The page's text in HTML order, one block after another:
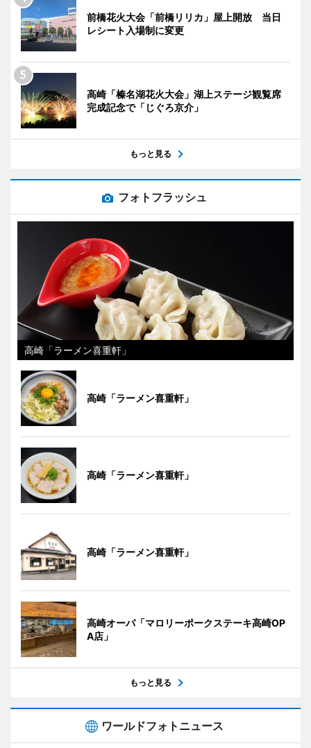
前橋花火大会「前橋リリカ」屋上開放 当日
レシート入場制に変更
高崎「榛名湖花火大会」湖上ステージ観覧席
完成記念で「じぐろ京介」
もっと見る
フォトフラッシュ
高崎「ラーメン喜重軒」
高崎「ラーメン喜重軒」
高崎「ラーメン喜重軒」
高崎「ラーメン喜重軒」
高崎オーパ「マロリーポークステーキ高崎OP
A店」
もっと見る
ワールドフォトニュース